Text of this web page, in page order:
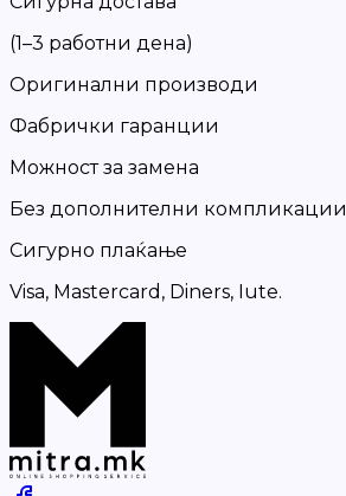
(1–3 работни дена)
Оригинални производи
Фабрички гаранции
Можност за замена
Без дополнителни компликации
Сигурно плаќање
Visa, Mastercard, Diners, Iute.